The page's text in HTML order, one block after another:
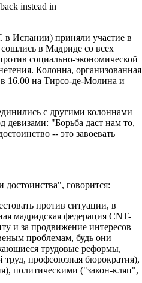
instead in
Испании) приняли участие в
в Мадриде со всех
социально-экономической
Колонна, организованная
16.00 на Тирсо-де-Молина и
с другими колоннами
"Борьба даст нам то,
-- это завоевать
говорится:
против ситуации, в
мадридская федерация CNT-
и за продвижение интересов
проблемам, будь они
трудовые реформы,
труд, профсоюзная бюрократия),
политическими ("закон-кляп",